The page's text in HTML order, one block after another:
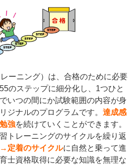
ーニング）は、合格のために必要
のステップに細分化し、1つひと
いつの間にか試験範囲の内容が身
ジナルのプログラムです。 達成感
強を続けていくことができます。
レーニングのサイクルを繰り返
定着のサイクルに自然と乗って進
士資格取得に必要な知識を無理な